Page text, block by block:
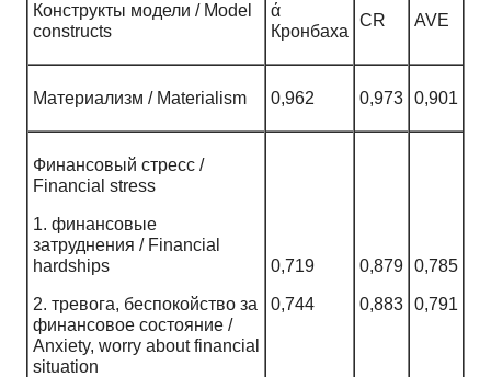
Конструкты модели / Model
constructs
ά
Кронбаха
CR AVE
Материализм / Materialism 0,962 0,973 0,901
Финансовый стресс /
Financial stress
1. финансовые
затруднения / Financial
hardships
2. тревога, беспокойство за
финансовое состояние /
Anxiety, worry about financial
situation
0,719
0,744
0,879
0,883
0,785
0,791